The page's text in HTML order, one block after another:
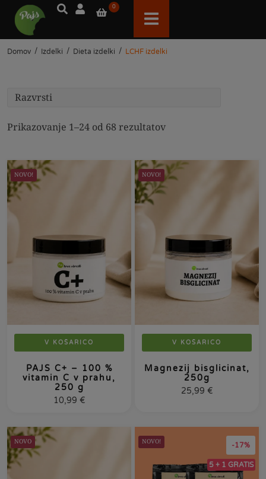
0
Domov / Izdelki / Dieta izdelki / LCHF izdelki
Prikazovanje 1–24 od 68 rezultatov
NOVO!
V KOŠARICO
PAJS C+ – 100 %
vitamin C v prahu,
250 g
10,99 €
NOVO!
V KOŠARICO
Magnezij bisglicinat,
250g
25,99 €
NOVO -17%
5 + 1 GRATIS
NOVO!